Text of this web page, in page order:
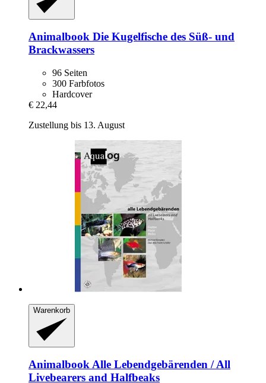
Animalbook Die Kugelfische des Süß-​ und
Brackwassers
96 Seiten
300 Farbfotos
Hardcover
€ 22,44
Zustellung bis 13. August
Warenkorb
AnimalbookAlle Lebendgebärenden / All
Livebearers and Halfbeaks